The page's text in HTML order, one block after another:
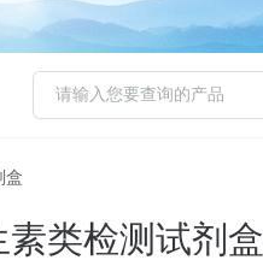
盒
类检测试剂盒